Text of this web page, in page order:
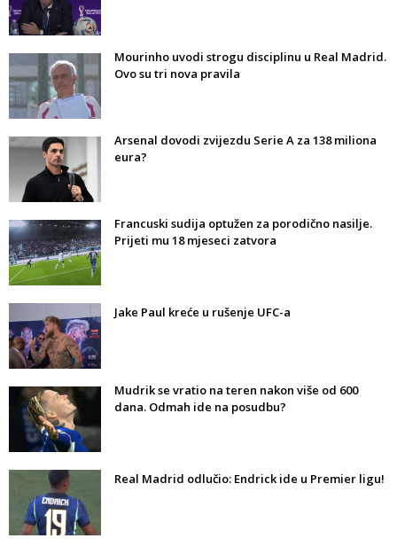
Mourinho uvodi strogu disciplinu u Real Madrid.
Ovo su tri nova pravila
Arsenal dovodi zvijezdu Serie A za 138 miliona
eura?
Francuski sudija optužen za porodično nasilje.
Prijeti mu 18 mjeseci zatvora
Jake Paul kreće u rušenje UFC-a
Mudrik se vratio na teren nakon više od 600
dana. Odmah ide na posudbu?
Real Madrid odlučio: Endrick ide u Premier ligu!